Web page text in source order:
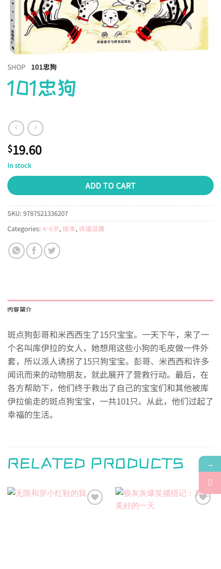
SHOP 101忠狗
101忠狗
$19.60
In stock
ADD TO CART
SKU: 9787521336207
Categories: 4~6岁, 绘本, 诙谐逗趣
内容简介
斑点狗彭哥和米西西生了15只宝宝。一天下午，来了一
个名叫库伊拉的女人，她想用这些小狗的毛皮做一件外
套，所以派人诱拐了15只狗宝宝。彭哥、米西西和许多
闻讯而来的动物朋友，就此展开了营救行动。最后，在
各方帮助下，他们终于救出了自己的宝宝们和其他被库
伊拉偷走的斑点狗宝宝，一共101只。从此，他们过起了
幸福的生活。
RELATED PRODUCTS →